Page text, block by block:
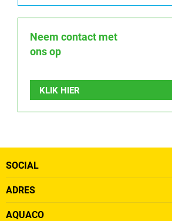
Neem contact met
ons op
KLIK HIER
SOCIAL
ADRES
AQUACO